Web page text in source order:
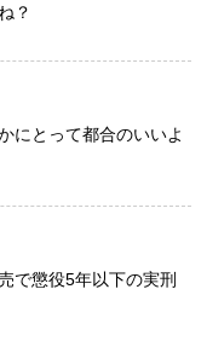
？
にとって都合のいいよ
で懲役5年以下の実刑